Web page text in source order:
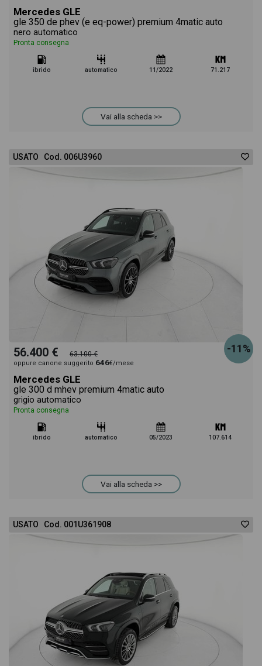
Mercedes GLE
gle 350 de phev (e eq-power) premium 4matic auto
nero automatico
Pronta consegna
ibrido automatico 11/2022 71.217
Vai alla scheda >>
USATO Cod. 006U3960
-11%
56.400 € 63.100 €
oppure canone suggerito 646€/mese
Mercedes GLE
gle 300 d mhev premium 4matic auto
grigio automatico
Pronta consegna
ibrido automatico 05/2023 107.614
Vai alla scheda >>
USATO Cod. 001U361908